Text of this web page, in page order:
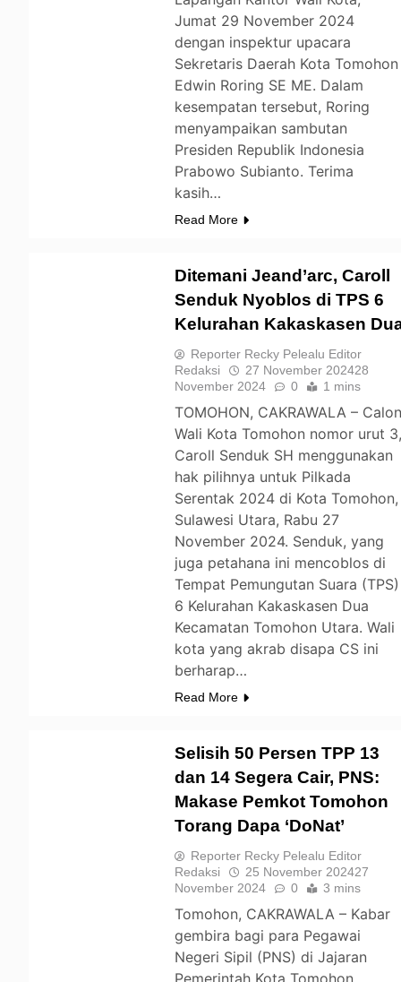
Jumat 29 November 2024
dengan inspektur upacara
Sekretaris Daerah Kota Tomohon
Edwin Roring SE ME. Dalam
kesempatan tersebut, Roring
menyampaikan sambutan
Presiden Republik Indonesia
Prabowo Subianto. Terima
kasih…
Read More
Ditemani Jeand’arc, Caroll
Senduk Nyoblos di TPS 6
Kelurahan Kakaskasen
Reporter Recky Pelealu Editor
Redaksi
27 November 202428
November 2024
0 1 mins
TOMOHON, CAKRAWALA –
Wali Kota Tomohon nomor urut
Caroll Senduk SH menggunakan
hak pilihnya untuk Pilkada
Serentak 2024 di Kota Tomohon,
Sulawesi Utara, Rabu 27
November 2024. Senduk, yang
juga petahana ini mencoblos di
Tempat Pemungutan Suara (TPS)
6 Kelurahan Kakaskasen Dua
Kecamatan Tomohon Utara. Wali
kota yang akrab disapa CS ini
berharap…
Read More
Selisih 50 Persen TPP 13
dan 14 Segera Cair, PNS:
Makase Pemkot Tomohon
Torang Dapa ‘DoNat’
Reporter Recky Pelealu Editor
Redaksi
25 November 202427
November 2024
0 3 mins
Tomohon, CAKRAWALA – Kabar
gembira bagi para Pegawai
Negeri Sipil (PNS) di Jajaran